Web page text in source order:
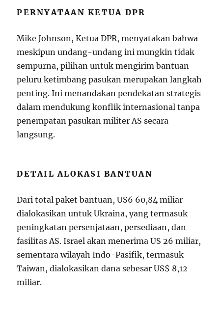
PERNYATAAN KETUA DPR
Mike Johnson, Ketua DPR, menyatakan bahwa
meskipun undang-undang ini mungkin tidak
sempurna, pilihan untuk mengirim bantuan
peluru ketimbang pasukan merupakan langkah
penting. Ini menandakan pendekatan strategis
dalam mendukung konflik internasional tanpa
penempatan pasukan militer AS secara
langsung.
DETAIL ALOKASI BANTUAN
Dari total paket bantuan, US6 60,84miliar
dialokasikanuntukUkraina,yangtermasuk
peningkatanpersenjataan,persediaan,dan
fasilitasAS.Israelakan menerimaUS 26 miliar,
sementara wilayah Indo-Pasifik, termasuk
Taiwan, dialokasikan dana sebesar US$ 8,12
miliar.